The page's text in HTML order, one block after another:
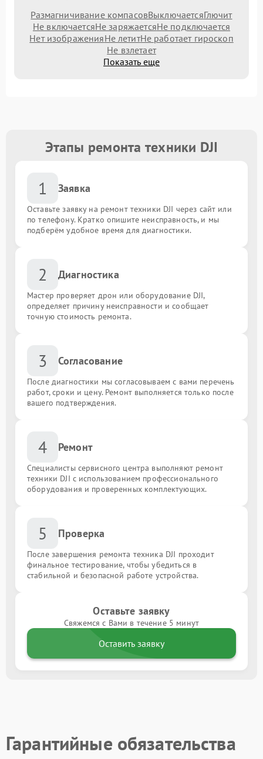
Размагничивание компасовВыключаетсяГлючит
Не включаетсяНе заряжаетсяНе подключается
Нет изображенияНе летитНе работает гироскоп
Не взлетает
Показать еще
Этапы ремонта техники DJI
1 Заявка
Оставьте заявку на ремонт техники DJI через сайт или
по телефону. Кратко опишите неисправность, и мы
подберём удобное время для диагностики.
2 Диагностика
Мастер проверяет дрон или оборудование DJI,
определяет причину неисправности и сообщает
точную стоимость ремонта.
3 Согласование
После диагностики мы согласовываем с вами перечень
работ, сроки и цену. Ремонт выполняется только после
вашего подтверждения.
4 Ремонт
Специалисты сервисного центра выполняют ремонт
техники DJI с использованием профессионального
оборудования и проверенных комплектующих.
5 Проверка
После завершения ремонта техника DJI проходит
финальное тестирование, чтобы убедиться в
стабильной и безопасной работе устройства.
Оставьте заявку
Свяжемся с Вами в течение 5 минут
Оставить заявку
Гарантийные обязательства